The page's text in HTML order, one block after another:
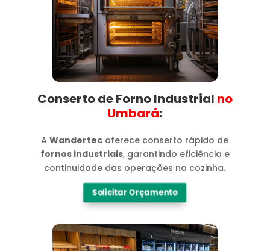
Conserto de Forno Industrial no
Umbará​:
AWandertec oferece conserto rápido de
fornos industriais, garantindo eficiência e
continuidade das operações na cozinha.
Solicitar Orçamento